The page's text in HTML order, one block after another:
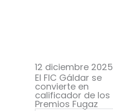
12 diciembre 2025
El FIC Gáldar se
convierte en
calificador de los
Premios Fugaz